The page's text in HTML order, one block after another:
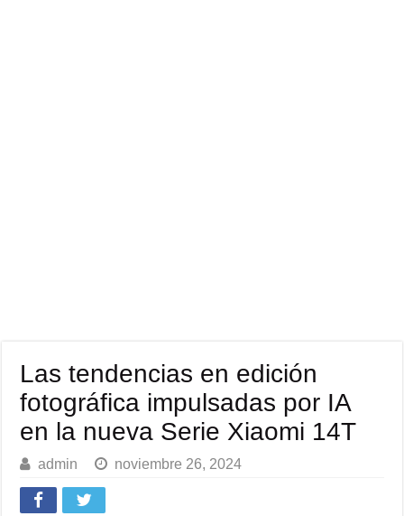
Las tendencias en edición
fotográfica impulsadas por IA
en la nueva Serie Xiaomi 14T
admin noviembre 26, 2024